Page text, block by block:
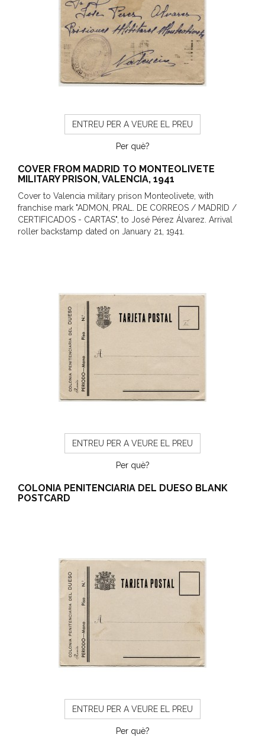
ENTREU PER A VEURE EL PREU
Per què?
COVER FROM MADRID TO MONTEOLIVETE
MILITARY PRISON, VALENCIA, 1941
Cover to Valencia military prison Monteolivete, with
franchise mark "ADMON, PRAL. DE CORREOS / MADRID /
CERTIFICADOS - CARTAS", to José Pérez Álvarez. Arrival
roller backstamp dated on January 21, 1941.
ENTREU PER A VEURE EL PREU
Per què?
COLONIA PENITENCIARIA DEL DUESO BLANK
POSTCARD
ENTREU PER A VEURE EL PREU
Per què?